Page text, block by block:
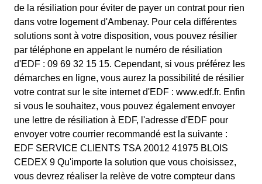
de la résiliation pour éviter de payer un contrat pour rien
dans votre logement d'Ambenay. Pour cela différentes
solutions sont à votre disposition, vous pouvez résilier
par téléphone en appelant le numéro de résiliation
d'EDF : 09 69 32 15 15. Cependant, si vous préférez les
démarches en ligne, vous aurez la possibilité de résilier
votre contrat sur le site internet d'EDF : www.edf.fr. Enfin
si vous le souhaitez, vous pouvez également envoyer
une lettre de résiliation à EDF, l'adresse d'EDF pour
envoyer votre courrier recommandé est la suivante :
EDF SERVICE CLIENTS TSA 20012 41975 BLOIS
CEDEX 9 Qu'importe la solution que vous choisissez,
vous devrez réaliser la relève de votre compteur dans